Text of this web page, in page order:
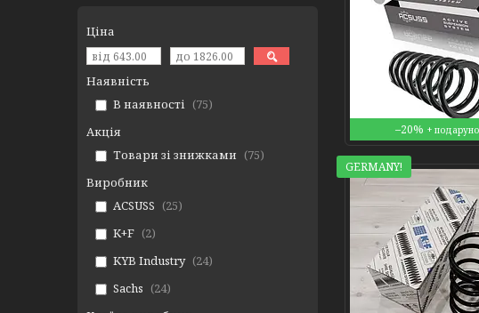
–20%
GERMANY!
Ціна
Наявність
В наявності
75
Акція
Товари зі знижками
75
Виробник
ACSUSS
25
K+F
2
KYB Industry
24
Sachs
24